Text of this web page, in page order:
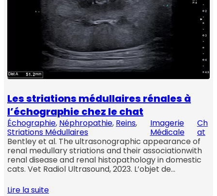
Les striations médullaires rénales à
l’échographie chez le chat
Échographie, Néphropathie, Reins,
Striations Médullaires
Imagerie
Médicale
Ch
at
Bentley et al. The ultrasonographic appearance of
renal medullary striations and their associationwith
renal disease and renal histopathology in domestic
cats. Vet Radiol Ultrasound, 2023. L’objet de…
Lire la suite